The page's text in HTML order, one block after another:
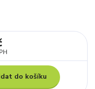
do košíku